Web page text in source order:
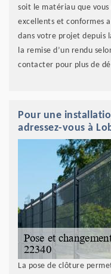
soit le matériau que
excellents et conformes
dans votre projet depuis
la remise d’un rendu
contacter pour plus de
Pour une
adressez-vous à
La pose de clôture